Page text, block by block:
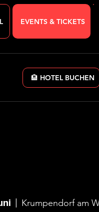
EVENTS & TICKETS
🏨 HOTEL BUCHEN
Krumpendorf am